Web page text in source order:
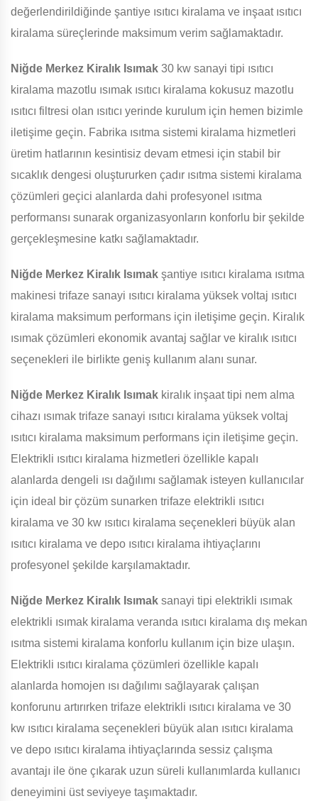
değerlendirildiğinde şantiye ısıtıcı kiralama ve inşaat ısıtıcı
kiralama süreçlerinde maksimum verim sağlamaktadır.
Niğde Merkez Kiralık Isımak 30 kw sanayi tipi ısıtıcı
kiralama mazotlu ısımak ısıtıcı kiralama kokusuz mazotlu
ısıtıcı filtresi olan ısıtıcı yerinde kurulum için hemen bizimle
iletişime geçin. Fabrika ısıtma sistemi kiralama hizmetleri
üretim hatlarının kesintisiz devam etmesi için stabil bir
sıcaklık dengesi oluştururken çadır ısıtma sistemi kiralama
çözümleri geçici alanlarda dahi profesyonel ısıtma
performansı sunarak organizasyonların konforlu bir şekilde
gerçekleşmesine katkı sağlamaktadır.
Niğde Merkez Kiralık Isımak şantiye ısıtıcı kiralama ısıtma
makinesi trifaze sanayi ısıtıcı kiralama yüksek voltaj ısıtıcı
kiralama maksimum performans için iletişime geçin. Kiralık
ısımak çözümleri ekonomik avantaj sağlar ve kiralık ısıtıcı
seçenekleri ile birlikte geniş kullanım alanı sunar.
Niğde Merkez Kiralık Isımak kiralık inşaat tipi nem alma
cihazı ısımak trifaze sanayi ısıtıcı kiralama yüksek voltaj
ısıtıcı kiralama maksimum performans için iletişime geçin.
Elektrikli ısıtıcı kiralama hizmetleri özellikle kapalı
alanlarda dengeli ısı dağılımı sağlamak isteyen kullanıcılar
için ideal bir çözüm sunarken trifaze elektrikli ısıtıcı
kiralama ve 30 kw ısıtıcı kiralama seçenekleri büyük alan
ısıtıcı kiralama ve depo ısıtıcı kiralama ihtiyaçlarını
profesyonel şekilde karşılamaktadır.
Niğde Merkez Kiralık Isımak sanayi tipi elektrikli ısımak
elektrikli ısımak kiralama veranda ısıtıcı kiralama dış mekan
ısıtma sistemi kiralama konforlu kullanım için bize ulaşın.
Elektrikli ısıtıcı kiralama çözümleri özellikle kapalı
alanlarda homojen ısı dağılımı sağlayarak çalışan
konforunu artırırken trifaze elektrikli ısıtıcı kiralama ve 30
kw ısıtıcı kiralama seçenekleri büyük alan ısıtıcı kiralama
ve depo ısıtıcı kiralama ihtiyaçlarında sessiz çalışma
avantajı ile öne çıkarak uzun süreli kullanımlarda kullanıcı
deneyimini üst seviyeye taşımaktadır.